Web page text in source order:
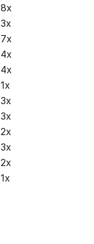
8x
3x
7x
4x
4x
1x
3x
3x
2x
3x
2x
1x